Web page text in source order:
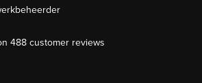
488 customer reviews